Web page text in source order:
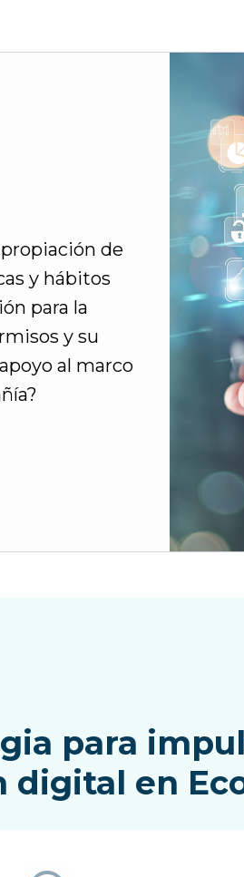
de
y hábitos
para la
y su
al marco
para
digital en